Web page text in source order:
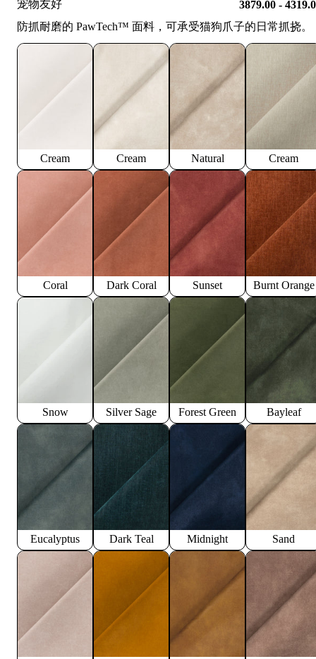
宠物友好
3879.00 -
防抓耐磨的 PawTech™️ 面料，可承受猫狗爪子的日常抓挠。
Cream Cream Natural Cream
Coral Dark Coral Sunset Burnt Orange
Snow Silver Sage Forest Green Bayleaf
Eucalyptus Dark Teal Midnight Sand